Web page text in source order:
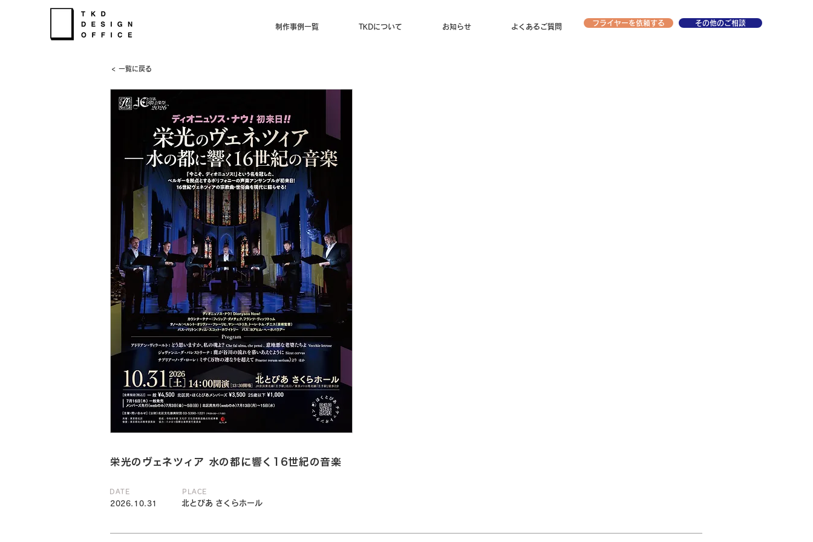
制作事例一覧 TKDについて お知らせ よくあるご質問 フライヤーを依頼する その他のご相談
< 一覧に戻る
栄光のヴェネツィア 水の都に響く16世紀の音楽
2026.10.31 北とぴあ さくらホール
PLACE
DATE